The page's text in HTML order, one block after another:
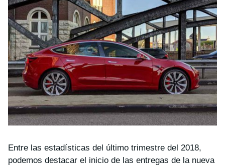
Entre las estadísticas del último trimestre del 2018,
podemos destacar el inicio de las entregas de la nueva